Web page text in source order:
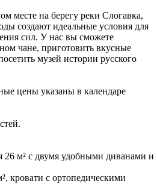
месте на берегу реки Слогавка,
создают идеальные условия для
сил. У нас вы сможете
чане, приготовить вкусные
музей истории русского
цены указаны в календаре
26 м² с двумя удобными диванами и
кровати с ортопедическими